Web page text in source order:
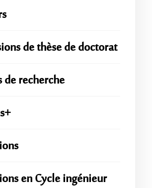
de thèse de doctorat
de recherche
en Cycle ingénieur